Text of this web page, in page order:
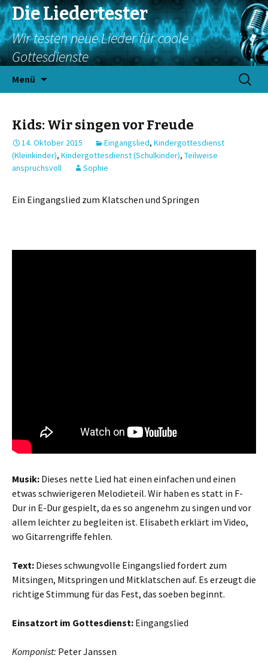
Die Liedertester
Wir testen neue Lieder für coole
Gottesdienste
Menü
Suchen
nach:
Kids: Wir singen vor Freude
14. Oktober 2015 Eingangslied, Kindergottesdienst
(Kleinkinder), Kindergottesdienst (Schulkinder), Teilweise
anspruchsvoll
Sophie
Ein Eingangslied zum Klatschen und Springen
Musik: Dieses nette Lied hat einen einfachen und einen
etwas schwierigeren Melodieteil. Wir haben es statt in F-
Dur in E-Dur gespielt, da es so angenehm zu singen und vor
allem leichter zu begleiten ist. Elisabeth erklärt im Video,
wo Gitarrengriffe fehlen.
Text: Dieses schwungvolle Eingangslied fordert zum
Mitsingen, Mitspringen und Mitklatschen auf. Es erzeugt die
richtige Stimmung für das Fest, das soeben beginnt.
Einsatzort im Gottesdienst: Eingangslied
Komponist: Peter Janssen